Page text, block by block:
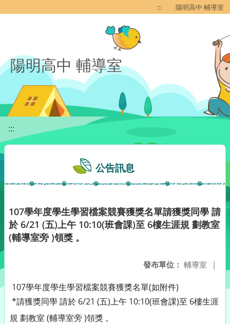
::: 陽明高中 輔導室
陽明高中 輔導室
:::
公告訊息
107學年度學生學習檔案競賽獲獎名單請獲獎同學 請
於 6/21 (五)上午 10:10(班會課)至 6樓生涯規 劃教室
(輔導室旁 )領獎 。
發布單位： 輔導室 |
107學年度學生學習檔案競賽獲獎名單(如附件)
*請獲獎同學 請於 6/21 (五)上午 10:10(班會課)至 6樓生涯
規 劃教室 (輔導室旁 )領獎 。